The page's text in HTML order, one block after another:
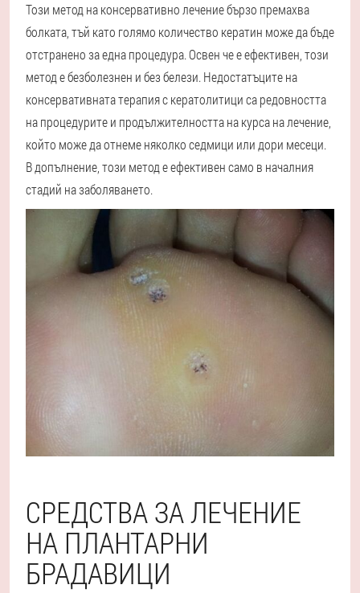
Този метод на консервативно лечение бързо премахва
болката, тъй като голямо количество кератин може да бъде
отстранено за една процедура. Освен че е ефективен, този
метод е безболезнен и без белези. Недостатъците на
консервативната терапия с кератолитици са редовността
на процедурите и продължителността на курса на лечение,
който може да отнеме няколко седмици или дори месеци.
В допълнение, този метод е ефективен само в началния
стадий на заболяването.
СРЕДСТВА ЗА ЛЕЧЕНИЕ
НА ПЛАНТАРНИ
БРАДАВИЦИ